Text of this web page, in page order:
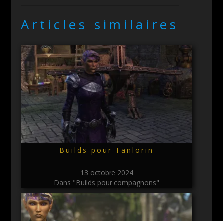
Articles similaires
Builds pour Tanlorin
13 octobre 2024
Dans "Builds pour compagnons"